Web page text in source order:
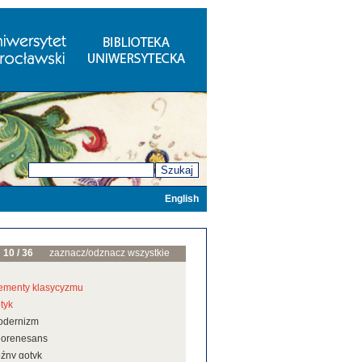
Szukaj
English
10 / 36 zaznacz/odznacz wszystkie
klasycyzmu
gotyk